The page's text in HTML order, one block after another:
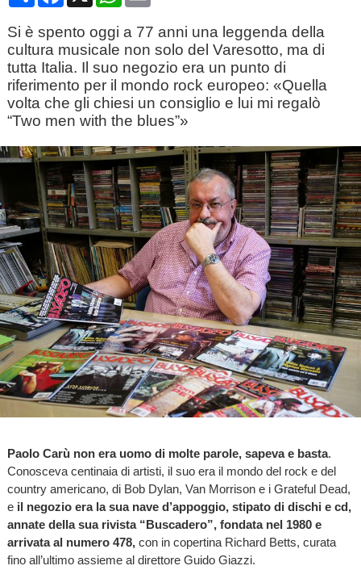
Si è spento oggi a 77 anni una leggenda della
cultura musicale non solo del Varesotto, ma di
tutta Italia. Il suo negozio era un punto di
riferimento per il mondo rock europeo: «Quella
volta che gli chiesi un consiglio e lui mi regalò
“Two men with the blues”»
Paolo Carù non era uomo di molte parole, sapeva e basta.
Conosceva centinaia di artisti, il suo era il mondo del rock e del
country americano, di Bob Dylan, Van Morrison e i Grateful Dead,
eil negozio era la sua nave d’appoggio, stipato di dischi e cd,
annate della sua rivista “Buscadero”, fondata nel 1980 e
arrivata al numero 478,con in copertina Richard Betts, curata
fino all’ultimo assieme al direttore Guido Giazzi.